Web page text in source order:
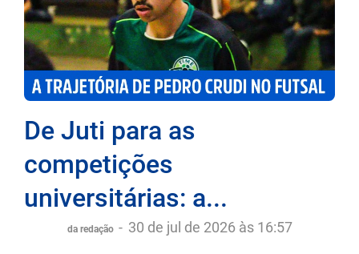
De Juti para as
competições
universitárias: a...
da redação - 30 de jul de 2026 às 16:57